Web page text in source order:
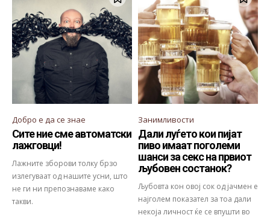
Добро е да се знае
Сите ние сме автоматски
лажговци!
Лажните зборови толку брзо
излегуваат од нашите усни, што
не ги ни препознаваме како
такви.
Занимливости
Дали луѓето кои пијат
пиво имаат поголеми
шанси за секс на првиот
љубовен состанок?
Љубовта кон овој сок од јачмен е
најголем показател за тоа дали
некоја личност ќе се впушти во